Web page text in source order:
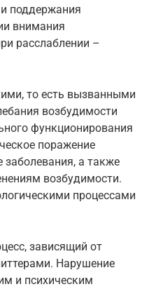
поддержания
внимания
расслаблении –
то есть вызванными
возбудимости
функционирования
поражение
заболевания, а также
возбудимости.
процессами
зависящий от
Нарушение
и психическим